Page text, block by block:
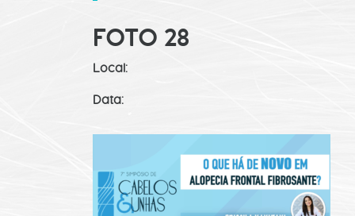
FOTO 28
Local:
Data: